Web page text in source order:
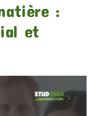
:
et